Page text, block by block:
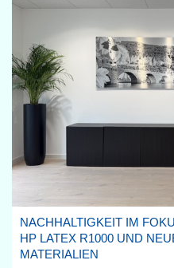
NACHHALTIGKEIT IM
HP LATEX R1000 UND
MATERIALIEN